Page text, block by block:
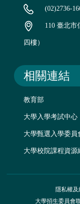
(02)2736-
110 臺北市
四樓）
相關連結
教育部
大學入學考試中心
大學甄選入學委員
大學校院課程資源
隱私權
大學招生委員會